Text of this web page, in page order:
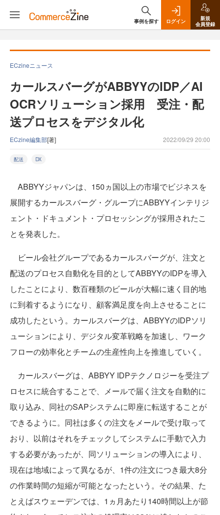
事例を探す ログイン
新規
会員登録
ECzineニュース
カールスバーグがABBYYのIDP／AI
OCRソリューション採用 受注・配
送プロセスをデジタル化
ECzine編集部[著] 2022/09/29 20:00
配送 DX
ABBYYジャパンは、150ヵ国以上の市場でビジネスを
展開するカールスバーグ・グループにABBYYインテリジ
ェント・ドキュメント・プロセッシングが採用されたこ
とを発表した。
ビール会社グループであるカールスバーグが、注文と
配送のプロセス自動化を目的としてABBYYのIDPを導入
したことにより、数百種類のビールが大幅に速く目的地
に到着するようになり、顧客満足度を向上させることに
成功したという。カールスバーグは、ABBYYのIDPソリ
ューションにより、デジタル変革戦略を加速し、ワーク
フローの効率化とチームの生産性向上を推進していく。
カールスバーグは、ABBYY IDPテクノロジーを受注プ
ロセスに統合することで、メールで届く注文を自動的に
取り込み、同社のSAPシステムに即座に転送することが
できるように。同社は多くの注文をメールで受け取って
おり、以前はそれをチェックしてシステムに手動で入力
する必要があったが、同ソリューションの導入により、
現在は地域によって異なるが、1件の注文につき最大8分
の作業時間の短縮が可能となったという。その結果、た
とえばスウェーデンでは、1ヵ月あたり140時間以上が節